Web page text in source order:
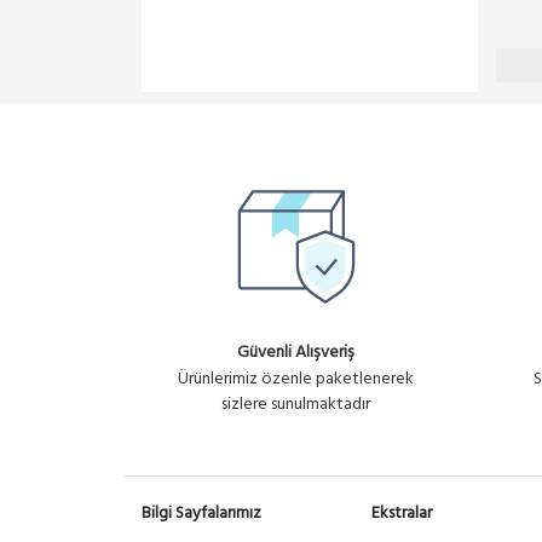
Güvenli Alışveriş
Ürünlerimiz özenle paketlenerek
sizlere sunulmaktadır
Bilgi Sayfalarımız
Ekstralar